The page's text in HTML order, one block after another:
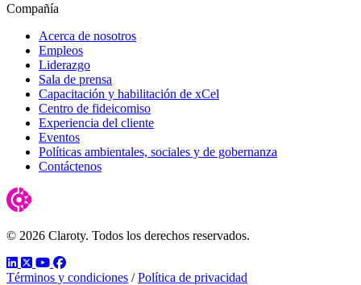
Compañía
Acerca de nosotros
Empleos
Liderazgo
Sala de prensa
Capacitación y habilitación de xCel
Centro de fideicomiso
Experiencia del cliente
Eventos
Políticas ambientales, sociales y de gobernanza
Contáctenos
© 2026 Claroty. Todos los derechos reservados.
LinkedIn
TwitterYouTube
Facebook
Términos y condiciones / Política de privacidad